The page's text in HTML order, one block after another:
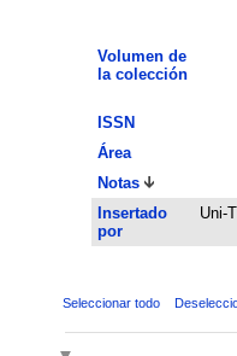
Volumen de
la colección
ISSN
Área
Notas
Insertado
por
Uni-
Seleccionar todo